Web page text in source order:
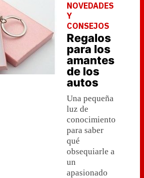
NOVEDADES
Y
CONSEJOS
Regalos
para los
amantes
de los
autos
Una pequeña
luz de
conocimiento
para saber
qué
obsequiarle a
un
apasionado